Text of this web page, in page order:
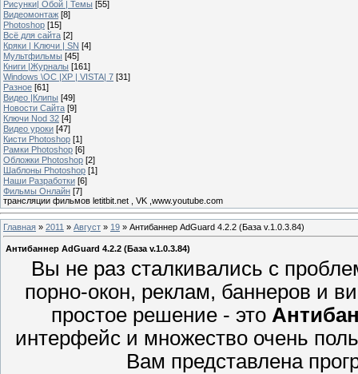
Рисунки| Обой | Темы [55]
Видеомонтаж [8]
Photoshop [15]
Всё для сайта [2]
Кряки | Kлючи | SN [4]
Мультфильмы [45]
Книги |Журналы [161]
Windows \OC |XP | VISTA| 7 [31]
Разное [61]
Видео |Клипы [49]
Новости Сайта [9]
Ключи Nod 32 [4]
Видео уроки [47]
Кисти Photoshop [1]
Рамки Photoshop [6]
Обложки Photoshop [2]
Шаблоны Photoshop [1]
Наши Разработки [6]
Фильмы Онлайн [7]
трансляции фильмов letitbit.net , VK ,www.youtube.com
Главная » 2011 » Август » 19 » Антибаннер AdGuard 4.2.2 (База v.1.0.3.84)
Антибаннер AdGuard 4.2.2 (База v.1.0.3.84)
Вы не раз сталкивались с
порно-окон, реклам, баннеров и
простое решение - это
интерфейс и множество очень
Вам представлена